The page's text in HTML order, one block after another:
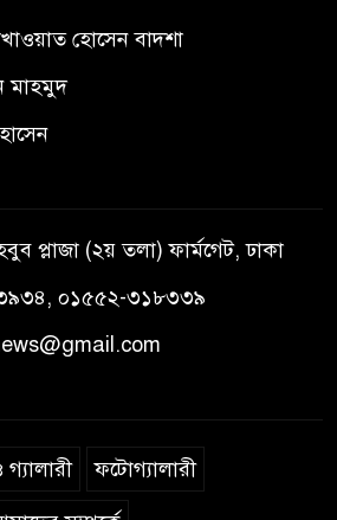
হোসেন বাদশা
মাহমুদ
প্লাজা (২য় তলা) ফার্মগেট, ঢাকা
০১৫৫২-৩১৮৩৩৯
ফটোগ্যালারী